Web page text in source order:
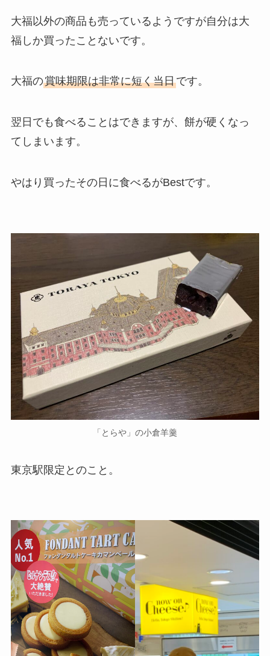
大福以外の商品も売っているようですが自分は大
福しか買ったことないです。
大福の賞味期限は非常に短く当日です。
翌日でも食べることはできますが、餅が硬くなっ
てしまいます。
やはり買ったその日に食べるがBestです。
「とらや」の小倉羊羹
東京駅限定とのこと。